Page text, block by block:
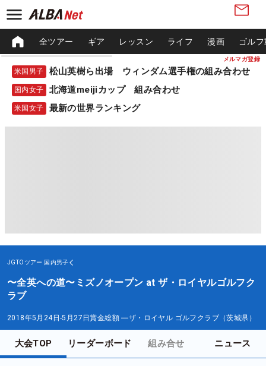
メルマガ登録
全ツアー ギア レッスン ライフ 漫画 ゴル
米国男子 松山英樹ら出場 ウィンダム選手権の組み合わせ
国内女子 北海道meijiカップ 組み合わせ
米国女子 最新の世界ランキング
JGTOツアー 国内男子
〜全英への道〜ミズノオープン at ザ・ロイヤルゴルフク
ラブ
2018年5月24日-5月27日賞金総額 ―ザ・ロイヤル ゴルフクラブ（茨城県）
大会TOP リーダーボード 組み合せ ニュース